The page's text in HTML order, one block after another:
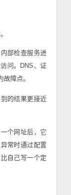
部检查服务进
问。DNS、证
障点。
的结果更接近
个网址后，它
常时通过配置
自己写一个定